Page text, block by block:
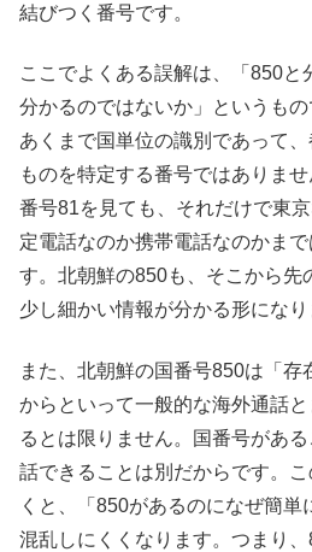
結びつく番号です。
ここでよくある誤解は、「850と
分かるのではないか」というも
あくまで国単位の識別であって
ものを特定する番号ではありま
番号81を見ても、それだけで東
定電話なのか携帯電話なのかま
す。北朝鮮の850も、そこから先
少し細かい情報が分かる形になり
また、北朝鮮の国番号850は「存
からといって一般的な海外通話
るとは限りません。国番号があ
話できることは別だからです。
くと、「850があるのになぜ簡単
混乱しにくくなります。つまり